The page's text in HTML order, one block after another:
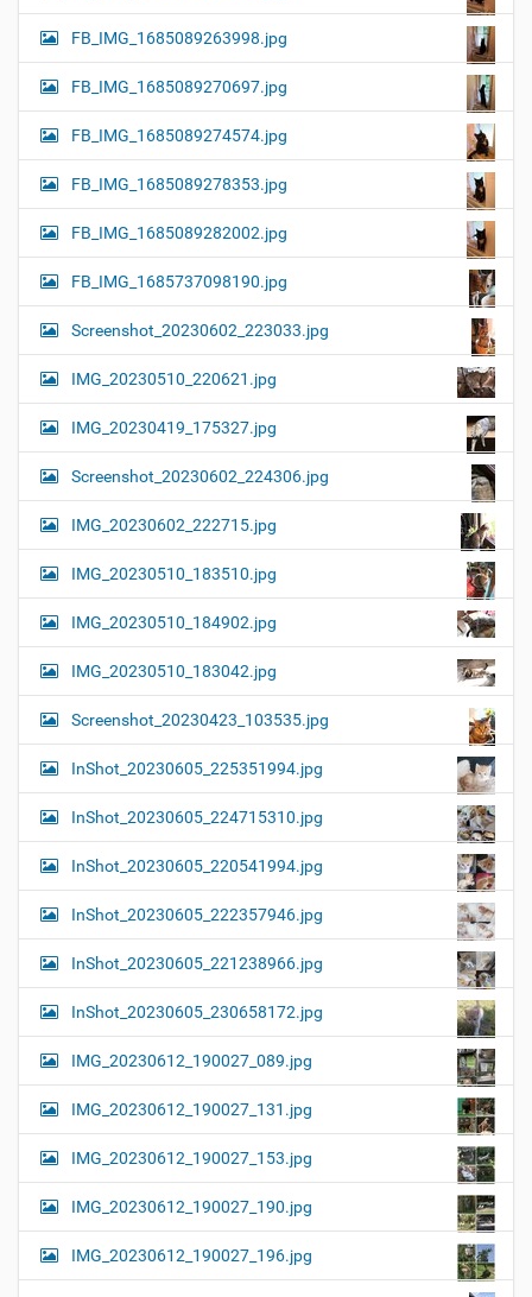
FB_IMG_1685089263998.jpg
FB_IMG_1685089270697.jpg
FB_IMG_1685089274574.jpg
FB_IMG_1685089278353.jpg
FB_IMG_1685089282002.jpg
FB_IMG_1685737098190.jpg
Screenshot_20230602_223033.jpg
IMG_20230510_220621.jpg
IMG_20230419_175327.jpg
Screenshot_20230602_224306.jpg
IMG_20230602_222715.jpg
IMG_20230510_183510.jpg
IMG_20230510_184902.jpg
IMG_20230510_183042.jpg
Screenshot_20230423_103535.jpg
InShot_20230605_225351994.jpg
InShot_20230605_224715310.jpg
InShot_20230605_220541994.jpg
InShot_20230605_222357946.jpg
InShot_20230605_221238966.jpg
InShot_20230605_230658172.jpg
IMG_20230612_190027_089.jpg
IMG_20230612_190027_131.jpg
IMG_20230612_190027_153.jpg
IMG_20230612_190027_190.jpg
IMG_20230612_190027_196.jpg